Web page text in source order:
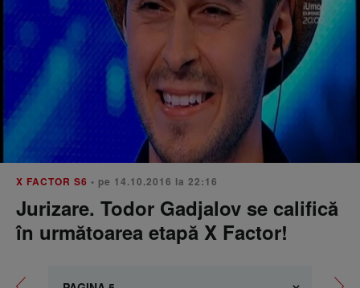
X FACTOR S6 • pe 14.10.2016 la 22:16
Jurizare. Todor Gadjalov se califică
în următoarea etapă X Factor!